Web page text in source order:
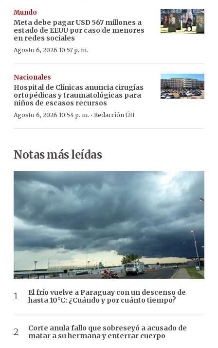
Mundo
Meta debe pagar USD 567 millones a
estado de EEUU por caso de menores
en redes sociales
Agosto 6, 2026 10:57 p. m.
Nacionales
Hospital de Clínicas anuncia cirugías
ortopédicas y traumatológicas para
niños de escasos recursos
Agosto 6, 2026 10:54 p. m. · Redacción ÚH
Notas más leídas
El frío vuelve a Paraguay con un descenso de
hasta 10°C: ¿Cuándo y por cuánto tiempo?
Corte anula fallo que sobreseyó a acusado de
matar a su hermana y enterrar cuerpo